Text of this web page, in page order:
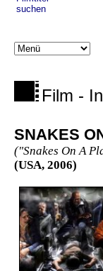
suchen
Film -
SNAKES
("Snakes On A
(USA, 2006)